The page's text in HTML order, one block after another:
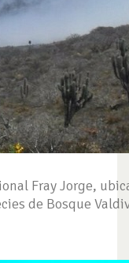
Fray Jorge,
de Bosque